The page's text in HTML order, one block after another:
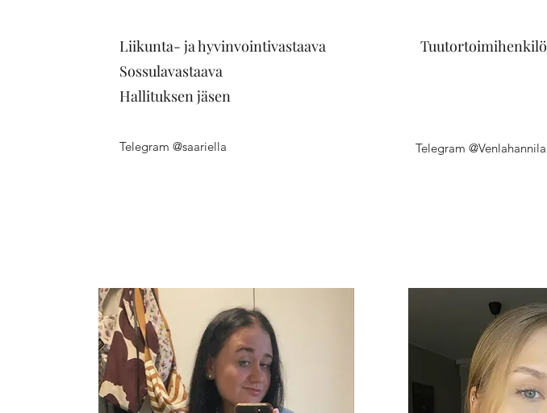
Liikunta- ja hyvinvointivastaava
Sossulavastaava
Hallituksen jäsen
Telegram @saariella
Tuutortoimihenkilö
Telegram @Venlahannila